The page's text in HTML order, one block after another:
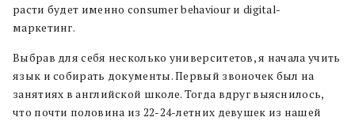
расти будет именно сonsumer behaviour и digital-
маркетинг.
Выбрав для себя несколько университетов, я начала учить
язык и собирать документы. Первый звоночек был на
занятиях в английской школе. Тогда вдруг выяснилось,
что почти половина из 22-24-летних девушек из нашей